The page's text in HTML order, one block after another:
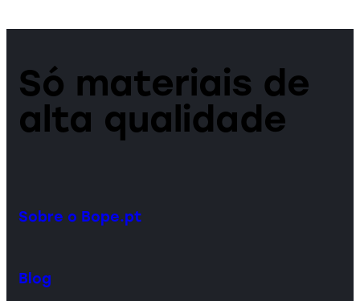
Só materiais de
alta qualidade
Sobre o Bope.pt
Blog